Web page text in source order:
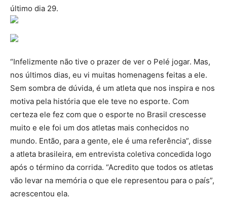
último dia 29.
“Infelizmente não tive o prazer de ver o Pelé jogar. Mas,
nos últimos dias, eu vi muitas homenagens feitas a ele.
Sem sombra de dúvida, é um atleta que nos inspira e nos
motiva pela história que ele teve no esporte. Com
certeza ele fez com que o esporte no Brasil crescesse
muito e ele foi um dos atletas mais conhecidos no
mundo. Então, para a gente, ele é uma referência”, disse
a atleta brasileira, em entrevista coletiva concedida logo
após o término da corrida. “Acredito que todos os atletas
vão levar na memória o que ele representou para o país”,
acrescentou ela.